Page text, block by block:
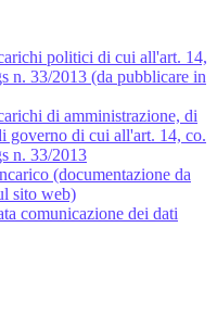
politici di cui all'art. 14,
n. 33/2013 (da pubblicare in
di amministrazione, di
governo di cui all'art. 14, co.
n. 33/2013
(documentazione da
sito web)
comunicazione dei dati